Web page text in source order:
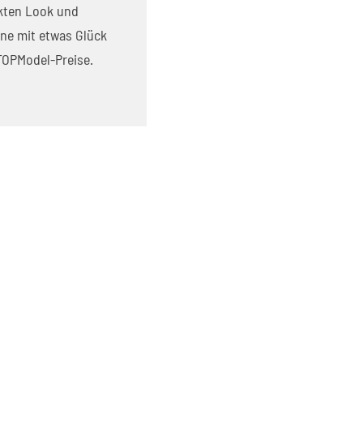
Look und
mit etwas Glück
Preise.